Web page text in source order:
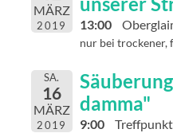
MÄRZ
2019 13:00
nur bei
SA.
16
MÄRZ
2019
damma"
9:00